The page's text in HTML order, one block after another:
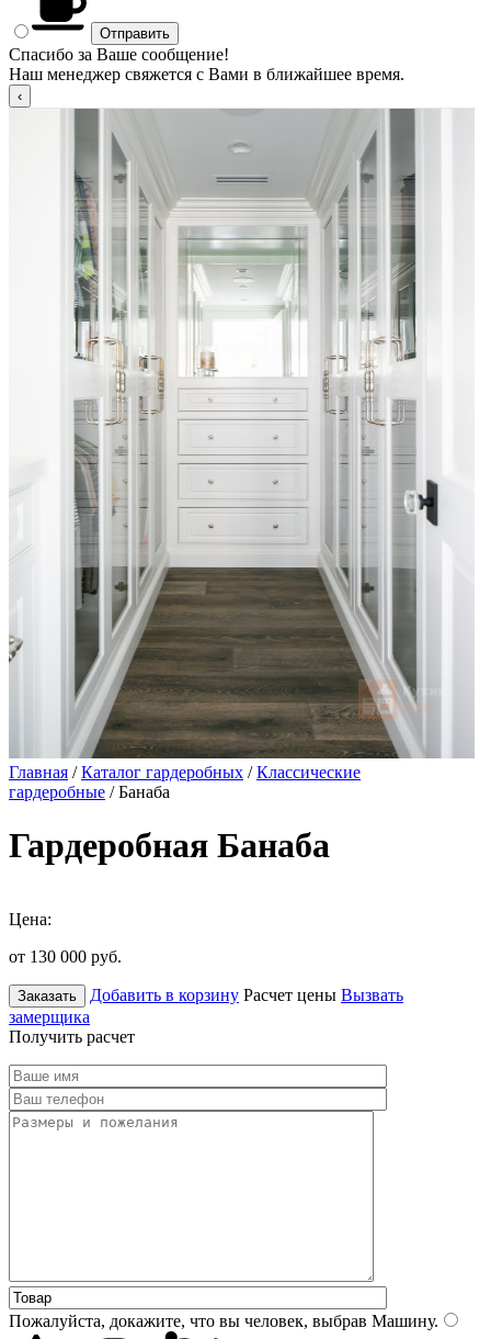
Спасибо за Ваше сообщение!
Наш менеджер свяжется с Вами в ближайшее время.
Главная /Каталог гардеробных /Классические
гардеробные / Банаба
Гардеробная Банаба
Цена:
от 130 000 руб.
Заказать Добавить в корзину Расчет цены Вызвать
замерщика
Получить расчет
Пожалуйста, докажите, что вы человек, выбрав Машину.